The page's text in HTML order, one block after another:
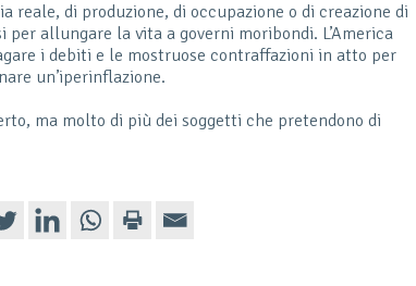
reale, di produzione, di occupazione o di creazione di
allungare la vita a governi moribondi. L’America
i debiti e le mostruose contraffazioni in atto per
un’iperinflazione.
ma molto di più dei soggetti che pretendono di